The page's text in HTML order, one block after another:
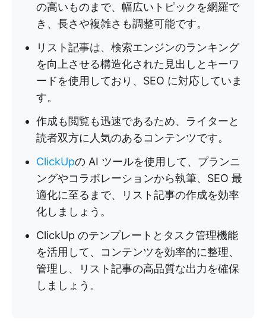
の高いものまで、幅広いトピックを網羅で
き、長さや複雑さも調整可能です。
リスト記事は、検索エンジンのランキング
を向上させる構造化された見出しとキーワ
ードを使用しており、SEO に対応していま
す。
作成も閲覧も迅速であるため、ライターと
読者双方に人気のあるコンテンツです。
ClickUpの AI ツールを使用して、プランニ
ングやコラボレーションから執筆、SEO 最
適化に至るまで、リスト記事の作成を効率
化しましょう。
ClickUp のテンプレートとタスク管理機能
を活用して、コンテンツを効率的に整理、
管理し、リスト記事の高品質な出力を確保
しましょう。